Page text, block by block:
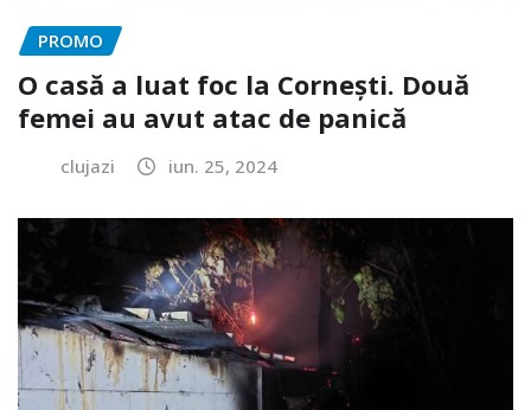
PROMO
O casă a luat foc la Cornești. Două
femei au avut atac de panică
clujazi iun. 25, 2024